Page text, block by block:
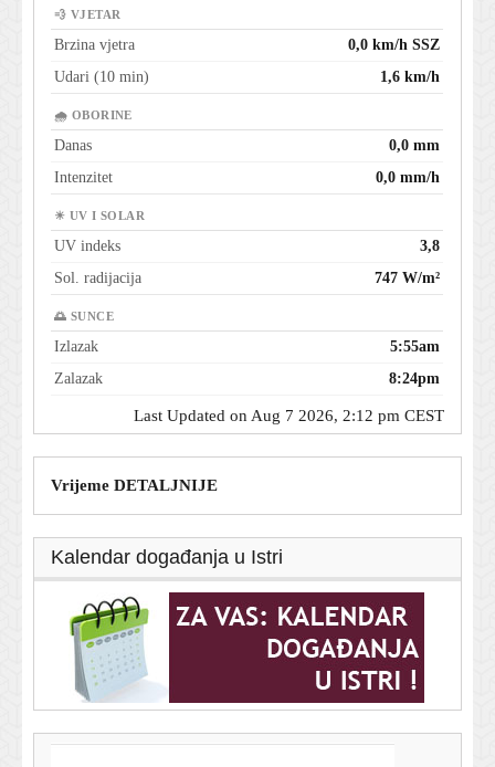
💨 VJETAR
Brzina vjetra
0,0 km/h SSZ
Udari (10 min)
1,6 km/h
🌧 OBORINE
Danas
0,0 mm
Intenzitet
0,0 mm/h
☀ UV I SOLAR
UV indeks
3,8
Sol. radijacija
747 W/m²
🌅 SUNCE
Izlazak
5:55am
Zalazak
8:24pm
Last Updated on Aug 7 2026, 2:12 pm CEST
Vrijeme DETALJNIJE
Kalendar događanja u Istri
T-portal.hr